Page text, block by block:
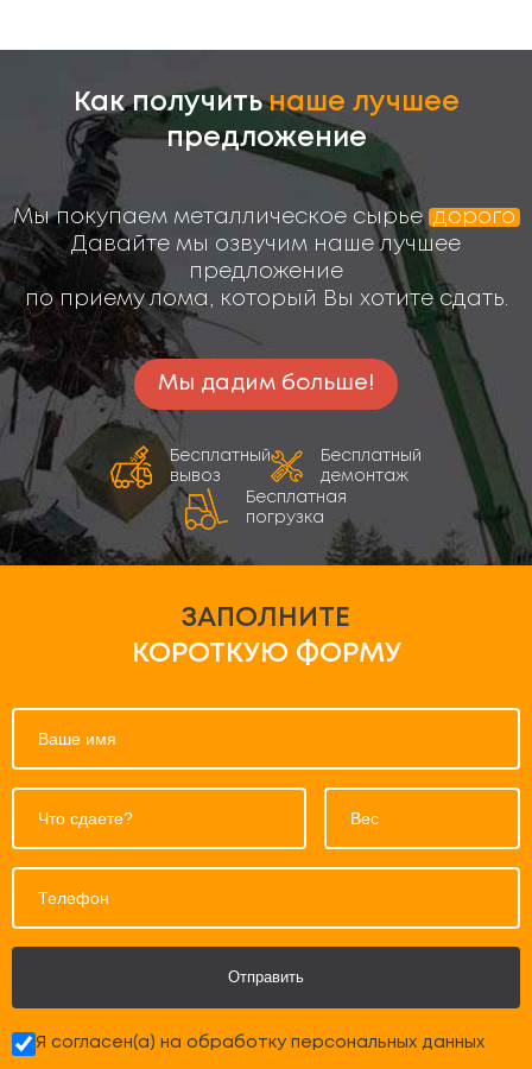
Как получитьнаше лучшее
предложение
Мы покупаем металлическое сырье дорого
Давайте мы озвучим наше лучшее
предложение
по приему лома, который Вы хотите сдать.
Мы дадим больше!
Бесплатный
вывоз
Бесплатный
демонтаж
Бесплатная
погрузка
ЗАПОЛНИТЕ
КОРОТКУЮ ФОРМУ
Отправить
Я согласен(а) на обработку персональных данных